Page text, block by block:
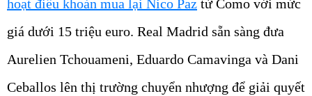
hoạt điều khoản mua lại Nico Paz từ Como với mức
giá dưới 15 triệu euro. Real Madrid sẵn sàng đưa
Aurelien Tchouameni, Eduardo Camavinga và Dani
Ceballos lên thị trường chuyển nhượng để giải quyết